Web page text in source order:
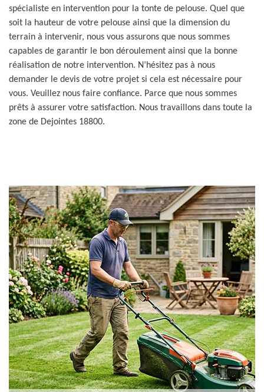
spécialiste en intervention pour la tonte de pelouse. Quel que
soit la hauteur de votre pelouse ainsi que la dimension du
terrain à intervenir, nous vous assurons que nous sommes
capables de garantir le bon déroulement ainsi que la bonne
réalisation de notre intervention. N’hésitez pas à nous
demander le devis de votre projet si cela est nécessaire pour
vous. Veuillez nous faire confiance. Parce que nous sommes
prêts à assurer votre satisfaction. Nous travaillons dans toute la
zone de Dejointes 18800.